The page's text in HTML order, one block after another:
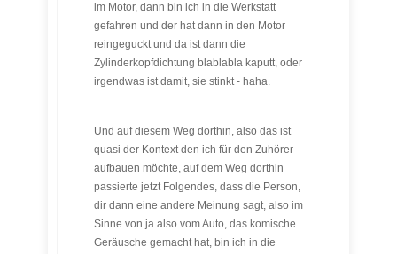
im Motor, dann bin ich in die Werkstatt
gefahren und der hat dann in den Motor
reingeguckt und da ist dann die
Zylinderkopfdichtung blablabla kaputt, oder
irgendwas ist damit, sie stinkt - haha.
Und auf diesem Weg dorthin, also das ist
quasi der Kontext den ich für den Zuhörer
aufbauen möchte, auf dem Weg dorthin
passierte jetzt Folgendes, dass die Person,
dir dann eine andere Meinung sagt, also im
Sinne von ja also vom Auto, das komische
Geräusche gemacht hat, bin ich in die